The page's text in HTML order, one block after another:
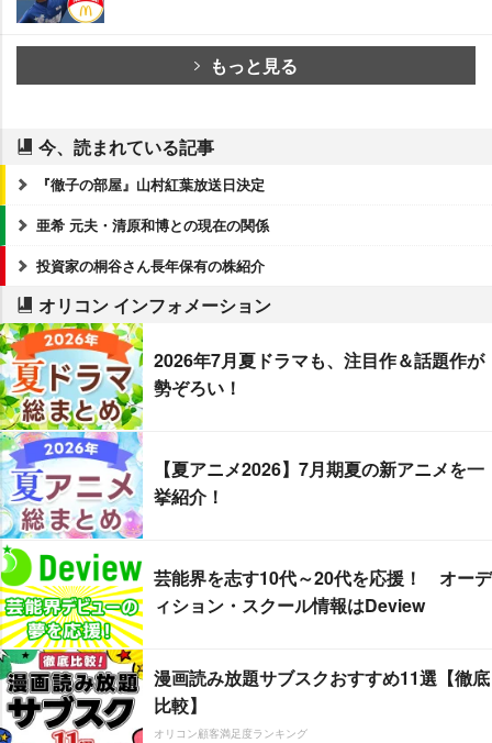
もっと見る
今、読まれている記事
『徹子の部屋』山村紅葉放送日決定
亜希 元夫・清原和博との現在の関係
投資家の桐谷さん長年保有の株紹介
オリコン インフォメーション
2026年7月夏ドラマも、注目作＆話題作が
勢ぞろい！
【夏アニメ2026】7月期夏の新アニメを一
挙紹介！
芸能界を志す10代～20代を応援！ オーデ
ィション・スクール情報はDeview
漫画読み放題サブスクおすすめ11選【徹底
比較】
オリコン顧客満足度ランキング